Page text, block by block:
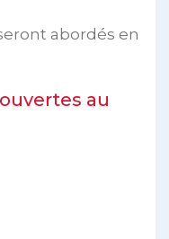
abordés en
au